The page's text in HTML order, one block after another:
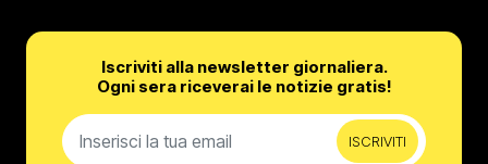
Iscriviti alla newsletter giornaliera.
Ogni sera riceverai le notizie gratis!
ISCRIVITI